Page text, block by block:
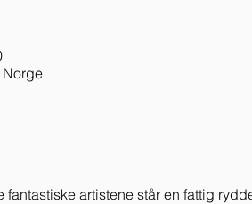
Norge
artistene står en fattig